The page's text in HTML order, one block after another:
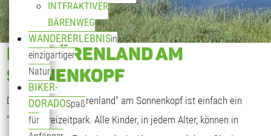
INTERAKTIVER
BÄRENWEG
WANDERERLEBNISin
einzigartiger
Natur
BIKER-
DORADOSpaß
für
DAS BÄRENLAND AM
SONNENKOPF
Das "Sagenhafte Bärenland" am Sonnenkopf ist einfach ein
"bäriger" Freizeitpark. Alle Kinder, in jedem Alter, können in